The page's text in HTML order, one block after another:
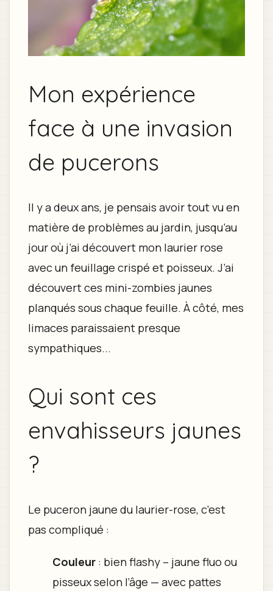
Mon expérience
face à une invasion
de pucerons
Il y a deux ans, je pensais avoir tout vu en
matière de problèmes au jardin, jusqu’au
jour où j’ai découvert mon laurier rose
avec un feuillage crispé et poisseux. J’ai
découvert ces mini-zombies jaunes
planqués sous chaque feuille. À côté, mes
limaces paraissaient presque
sympathiques...
Qui sont ces
envahisseurs jaunes
?
Le puceron jaune du laurier-rose, c’est
pas compliqué :
Couleur: bien flashy – jaune fluo ou
pisseux selon l’âge — avec pattes